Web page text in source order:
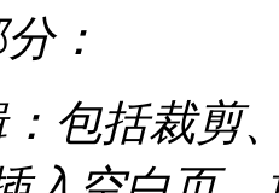
：
包括裁剪